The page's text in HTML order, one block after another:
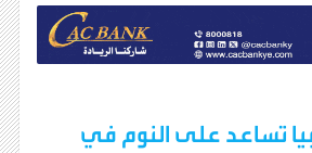
تساعد على النوم في